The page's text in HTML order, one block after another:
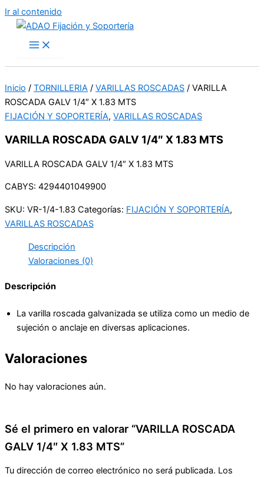
Ir al contenido
Inicio / TORNILLERIA / VARILLAS ROSCADAS / VARILLA
ROSCADA GALV 1/4″ X 1.83 MTS
FIJACIÓN Y SOPORTERÍA, VARILLAS ROSCADAS
VARILLA ROSCADA GALV 1/4″ X 1.83 MTS
VARILLA ROSCADA GALV 1/4″ X 1.83 MTS
CABYS: 4294401049900
SKU: VR-1/4-1.83 Categorías: FIJACIÓN Y SOPORTERÍA,
VARILLAS ROSCADAS
Descripción
Valoraciones (0)
Descripción
La varilla roscada galvanizada se utiliza como un medio de
sujeción o anclaje en diversas aplicaciones.
Valoraciones
No hay valoraciones aún.
Sé el primero en valorar “VARILLA ROSCADA
GALV 1/4″ X 1.83 MTS”
Tu dirección de correo electrónico no será publicada. Los